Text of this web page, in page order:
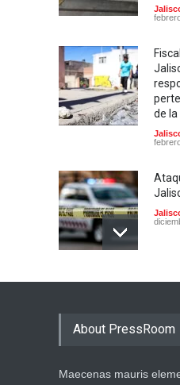
de
Son
About PressRoom
Maecenas mauris